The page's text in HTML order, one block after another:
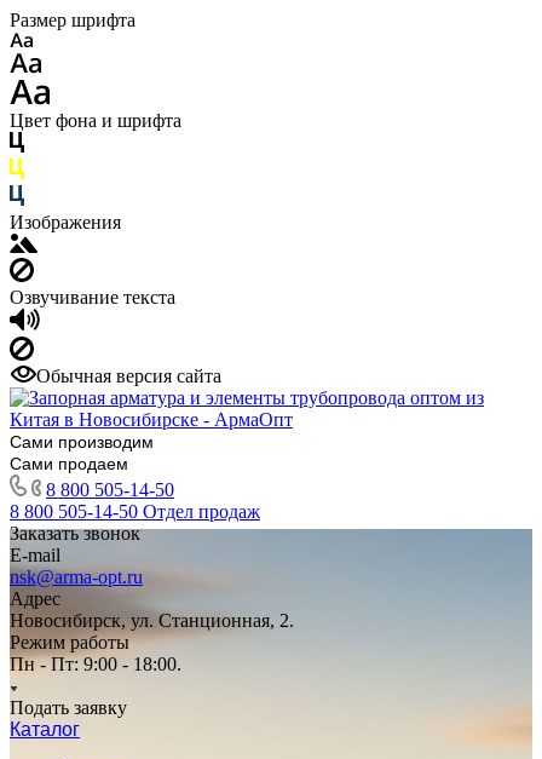
Размер шрифта
Цвет фона и шрифта
Изображения
Озвучивание текста
Обычная версия сайта
Сами производим
Сами продаем
8 800 505-14-50
8 800 505-14-50 Отдел продаж
Заказать звонок
E-mail
nsk@arma-opt.ru
Адрес
Новосибирск, ул. Станционная, 2.
Режим работы
Пн - Пт: 9:00 - 18:00.
Подать заявку
Каталог